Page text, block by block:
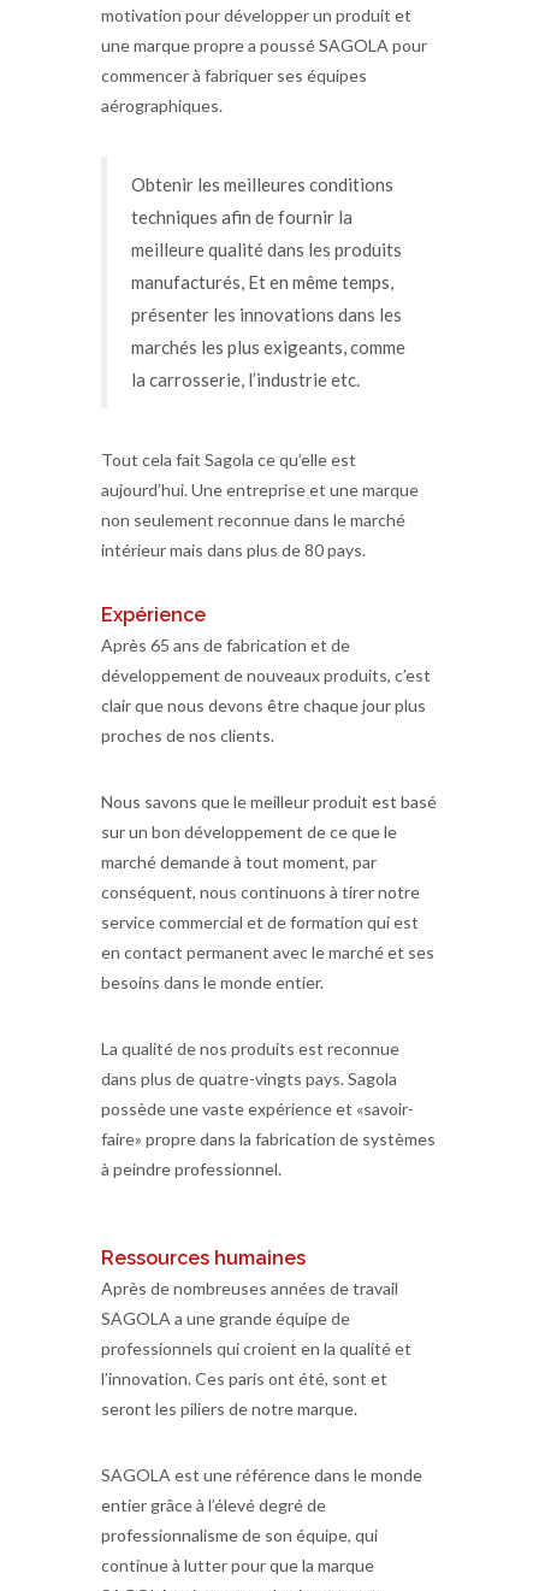
motivation pour développer un produit et
une marque propre a poussé SAGOLA pour
commencer à fabriquer ses équipes
aérographiques.
Obtenir les meilleures conditions
techniques afin de fournir la
meilleure qualité dans les produits
manufacturés, Et en même temps,
présenter les innovations dans les
marchés les plus exigeants, comme
la carrosserie, l’industrie etc.
Tout cela fait Sagola ce qu’elle est
aujourd’hui. Une entreprise et une marque
non seulement reconnue dans le marché
intérieur mais dans plus de 80 pays.
Expérience
Après 65 ans de fabrication et de
développement de nouveaux produits, c’est
clair que nous devons être chaque jour plus
proches de nos clients.
Nous savons que le meilleur produit est basé
sur un bon développement de ce que le
marché demande à tout moment, par
conséquent, nous continuons à tirer notre
service commercial et de formation qui est
en contact permanent avec le marché et ses
besoins dans le monde entier.
La qualité de nos produits est reconnue
dans plus de quatre-vingts pays. Sagola
possède une vaste expérience et «savoir-
faire» propre dans la fabrication de systèmes
à peindre professionnel.
Ressources humaines
Après de nombreuses années de travail
SAGOLA a une grande équipe de
professionnels qui croient en la qualité et
l’innovation. Ces paris ont été, sont et
seront les piliers de notre marque.
SAGOLA est une référence dans le monde
entier grâce à l’élevé degré de
professionnalisme de son équipe, qui
continue à lutter pour que la marque